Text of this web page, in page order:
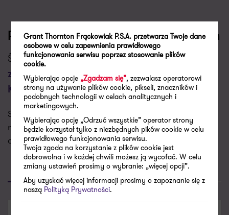
Porozmawiajmy o Twoich wyzwaniach
Świadczymy usługi w zakresieeBOK – jak
zaprojektować skuteczne Biuro Obsługi
Klienta
Skontaktujemy się z Tobą w najbliższym dniu
roboczym aby porozmawiać o Twoich potrzebach i
dopasować do nich naszą ofertę.
Skontaktuj się Poproś o kontakt
Grant Thornton Frąckowiak P.S.A. przetwarza Twoje dane
osobowe w celu zapewnienia prawidłowego
funkcjonowania serwisu poprzez stosowanie plików
cookie.
Wybierając opcje„Zgadzam się”, zezwalasz operatorowi
strony na używanie plików cookie, pikseli, znaczników i
podobnych technologii w celach analitycznych i
marketingowych.
Wybierając opcję „Odrzuć wszystkie” operator strony
będzie korzystał tylko z niezbędnych pików cookie w celu
prawidłowego funkcjonowania serwisu.
Twoja zgoda na korzystanie z plików cookie jest
dobrowolna i w każdej chwili możesz ją wycofać. W celu
zmiany ustawień prosimy o wybranie: „więcej opcji”.
Aby uzyskać więcej informacji prosimy o zapoznanie się z
naszą Polityką Prywatności.